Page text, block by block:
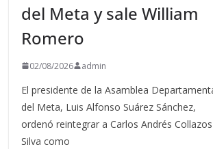
b
a
j
o
del Meta y sale William
Romero
02/08/2026 admin
El presidente de la Asamblea
del Meta, Luis Alfonso Suárez Sánchez,
ordenó reintegrar a Carlos Andrés Collazos
Silva como